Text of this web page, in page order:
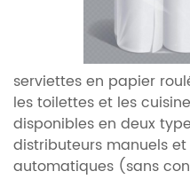
serviettes en papier
les toilettes et les
disponibles en deux
distributeurs manuels
automatiques (sans